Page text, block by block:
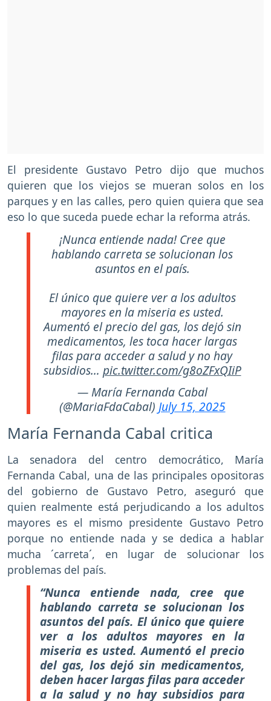
El presidente Gustavo Petro dijo que muchos
quieren que los viejos se mueran solos en los
parques y en las calles, pero quien quiera que sea
eso lo que suceda puede echar la reforma atrás.
¡Nunca entiende nada! Cree que
hablando carreta se solucionan los
asuntos en el país.
El único que quiere ver a los adultos
mayores en la miseria es usted.
Aumentó el precio del gas, los dejó sin
medicamentos, les toca hacer largas
filas para acceder a salud y no hay
subsidios… pic.twitter.com/g8oZFxQIiP
— María Fernanda Cabal
(@MariaFdaCabal) July 15, 2025
María Fernanda Cabal critica
La senadora del centro democrático, María
Fernanda Cabal, una de las principales opositoras
del gobierno de Gustavo Petro, aseguró que
quien realmente está perjudicando a los adultos
mayores es el mismo presidente Gustavo Petro
porque no entiende nada y se dedica a hablar
mucha ´carreta´, en lugar de solucionar los
problemas del país.
“Nunca entiende nada, cree que
hablando carreta se solucionan los
asuntos del país. El único que quiere
ver a los adultos mayores en la
miseria es usted. Aumentó el precio
del gas, los dejó sin medicamentos,
deben hacer largas filas para acceder
a la salud y no hay subsidios para